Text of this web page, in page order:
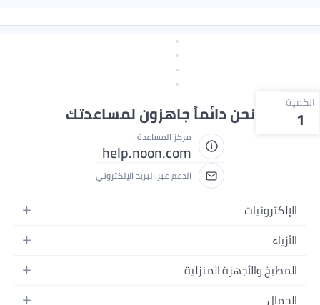
الكمية
1 نحن دائماً جاهزون لمساعدتك
مركز المساعدة
help.noon.com
الدعم عبر البريد الإلكتروني
الإلكترونيات
الجوالات
اللابتوبات
الأجهزة المنزلية
الأزياء
أزياء نسائية
المطبخ والأجهزة المنزلية
الحمام
الجمال